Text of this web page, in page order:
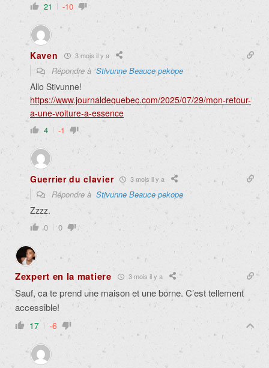
21 -10
Kaven 3 mois il y a
Répondre àStivunne Beauce pekope
Allo Stivunne!
https://www.journaldequebec.com/2025/07/29/mon-retour-
a-une-voiture-a-essence
4 -1
Guerrier du clavier 3 mois il y a
Répondre à Stivunne Beauce pekope
Zzzz.
0 0
Zexpert en la matiere 3 mois il y a
Sauf, ca te prend une maison et une borne. C’est tellement
accessible!
17 -6